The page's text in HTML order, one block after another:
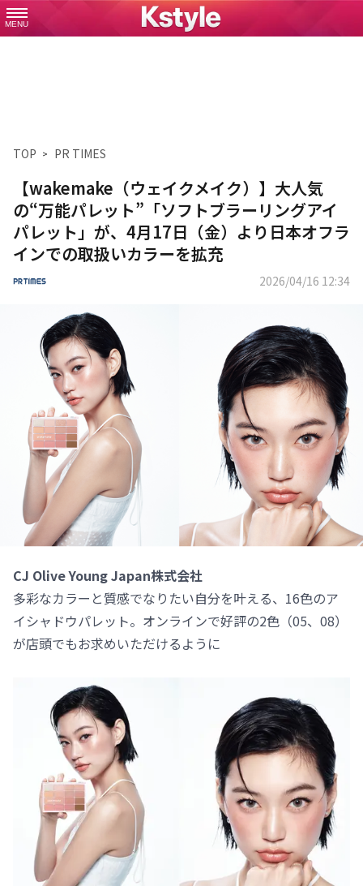
MENU
TOP PR TIMES
【wakemake（ウェイクメイク）】大人気
の“万能パレット”「ソフトブラーリングアイ
パレット」が、4月17日（金）より日本オフラ
インでの取扱いカラーを拡充
2026/04/16 12:34
CJ Olive Young Japan株式会社
多彩なカラーと質感でなりたい自分を叶える、16色のア
イシャドウパレット。オンラインで好評の2色（05、08）
が店頭でもお求めいただけるように